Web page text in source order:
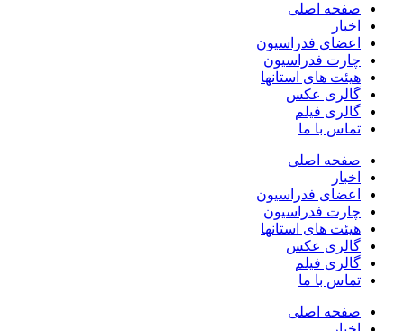
صفحه اصلی
اخبار
اعضای فدراسیون
چارت فدراسیون
هیئت های استانها
گالری عکس
گالری فیلم
تماس با ما
صفحه اصلی
اخبار
اعضای فدراسیون
چارت فدراسیون
هیئت های استانها
گالری عکس
گالری فیلم
تماس با ما
صفحه اصلی